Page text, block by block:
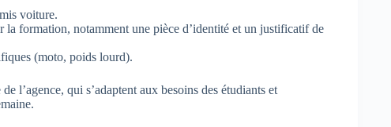
voiture.
la formation, notamment une pièce d’identité et un justificatif de
(moto, poids lourd).
l’agence, qui s’adaptent aux besoins des étudiants et